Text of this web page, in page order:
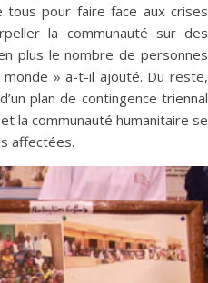
tous pour faire face aux crises
la communauté sur des
plus le nombre de personnes
» a-t-il ajouté. Du reste,
plan de contingence triennal
la communauté humanitaire se
affectées.